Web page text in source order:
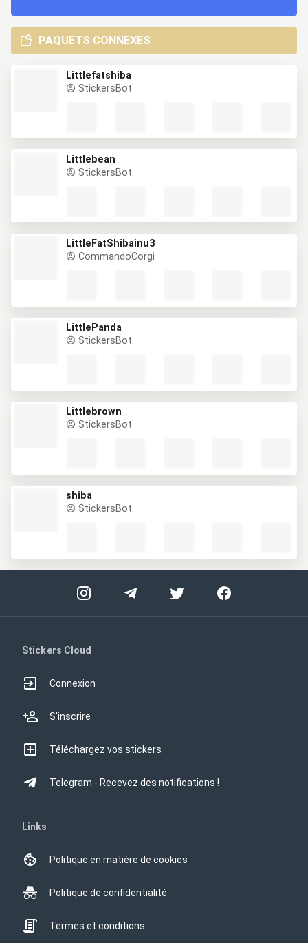
PAQUETS CONNEXES
Littlefatshiba
StickersBot
Littlebean
StickersBot
LittleFatShibainu3
CommandoCorgi
LittlePanda
StickersBot
Littlebrown
StickersBot
shiba
StickersBot
Stickers Cloud
Connexion
S'inscrire
Téléchargez vos stickers
Telegram - Recevez des notifications !
Links
Politique en matière de cookies
Politique de confidentialité
Termes et conditions